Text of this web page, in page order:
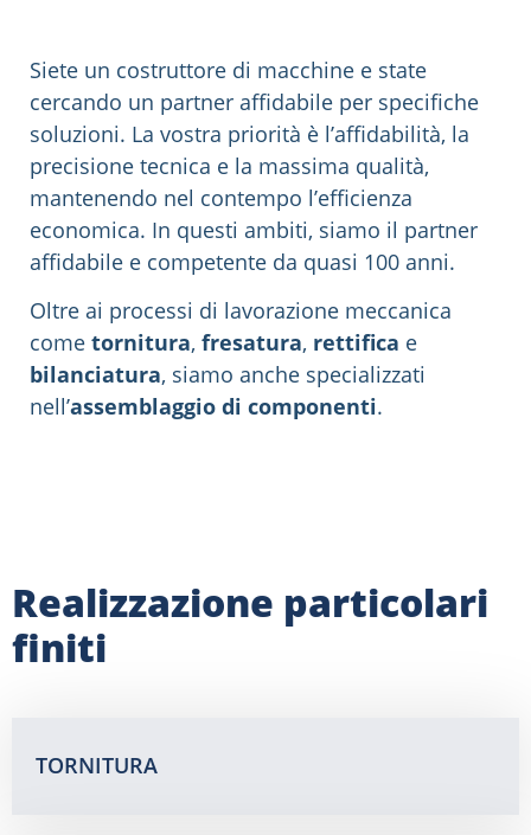
Siete un costruttore di macchine e state
cercando un partner affidabile per specifiche
soluzioni. La vostra priorità è l’affidabilità, la
precisione tecnica e la massima qualità,
mantenendo nel contempo l’efficienza
economica. In questi ambiti, siamo il partner
affidabile e competente da quasi 100 anni.
Oltre ai processi di lavorazione meccanica
come tornitura, fresatura, rettifica e
bilanciatura, siamo anche specializzati
nell’assemblaggio di componenti.
Realizzazione particolari
finiti
TORNITURA